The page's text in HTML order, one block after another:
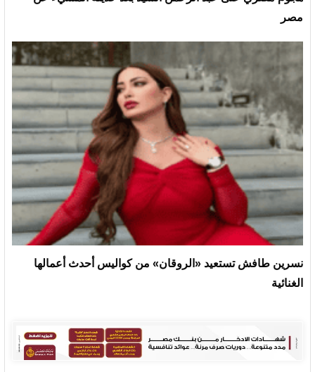
مصر
نسرين طافش تستعيد «الروقان» من كواليس أحدث أعمالها
الغنائية